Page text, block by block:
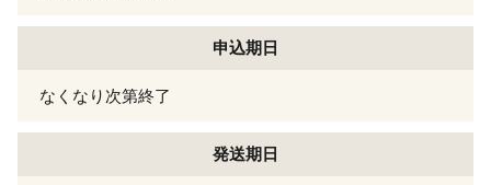
申込期日
なくなり次第終了
発送期日